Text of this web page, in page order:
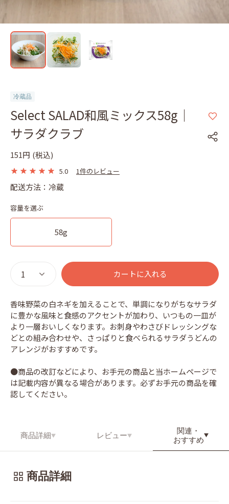
冷蔵品
Select SALAD和風ミックス58g｜
サラダクラブ
151円 (税込)
5.0 1件のレビュー
配送方法：冷蔵
容量を選ぶ
58g
カートに入れる
香味野菜の白ネギを加えることで、単調になりがちなサラダ
に豊かな風味と食感のアクセントが加わり、いつもの一皿が
より一層おいしくなります。お刺身やわさびドレッシングな
どとの組み合わせや、さっぱりと食べられるサラダうどんの
アレンジがおすすめです。
●商品の改訂などにより、お手元の商品と当ホームページで
は記載内容が異なる場合があります。必ずお手元の商品を確
認してください。
商品詳細 レビュー
関連・
おすすめ
商品詳細